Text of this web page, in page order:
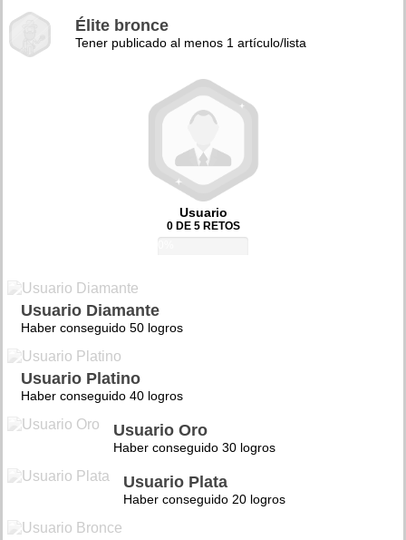
Élite bronce
Tener publicado al menos 1 artículo/lista
Usuario
0 DE 5 RETOS
Usuario Diamante
Haber conseguido 50 logros
Usuario Platino
Haber conseguido 40 logros
Usuario Oro
Haber conseguido 30 logros
Usuario Plata
Haber conseguido 20 logros